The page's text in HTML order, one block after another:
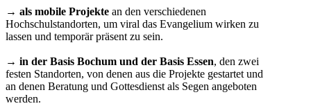
→ als mobile Projekte an den verschiedenen
Hochschulstandorten, um viral das Evangelium wirken zu
lassen und temporär präsent zu sein.
→ in der Basis Bochum und der Basis Essen, den zwei
festen Standorten, von denen aus die Projekte gestartet und
an denen Beratung und Gottesdienst als Segen angeboten
werden.